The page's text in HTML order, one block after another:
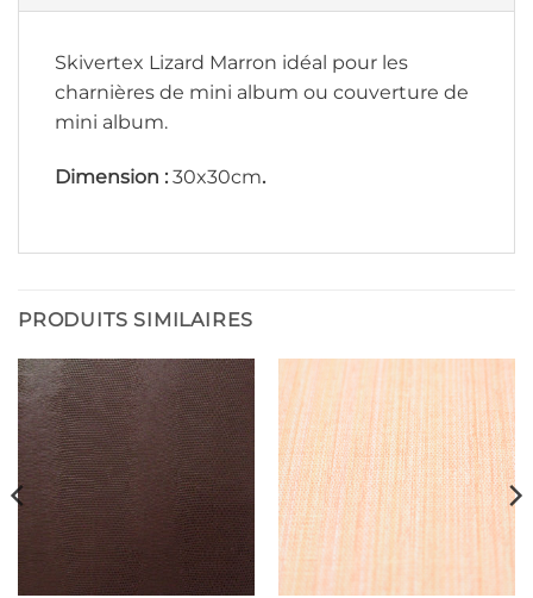
Skivertex Lizard Marron idéal pour les
charnières de mini album ou couverture de
mini album.
Dimension : 30x30cm.
PRODUITS SIMILAIRES